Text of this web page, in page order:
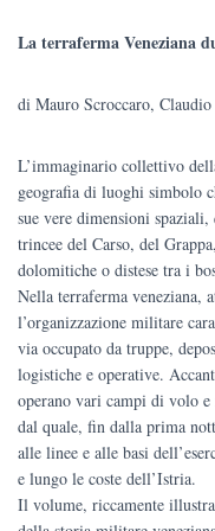
era:
€20.00.
è:
La terraferma Veneziana
di Mauro Scroccaro,
L’immaginario collettivo
geografia di luoghi simbolo
sue vere dimensioni
trincee del Carso, del
dolomitiche o distese tra i
Nella terraferma veneziana,
l’organizzazione militare
via occupato da truppe,
logistiche e operative.
operano vari campi di volo
dal quale, fin dalla prima
alle linee e alle basi
e lungo le coste dell’Istria.
Il volume, riccamente